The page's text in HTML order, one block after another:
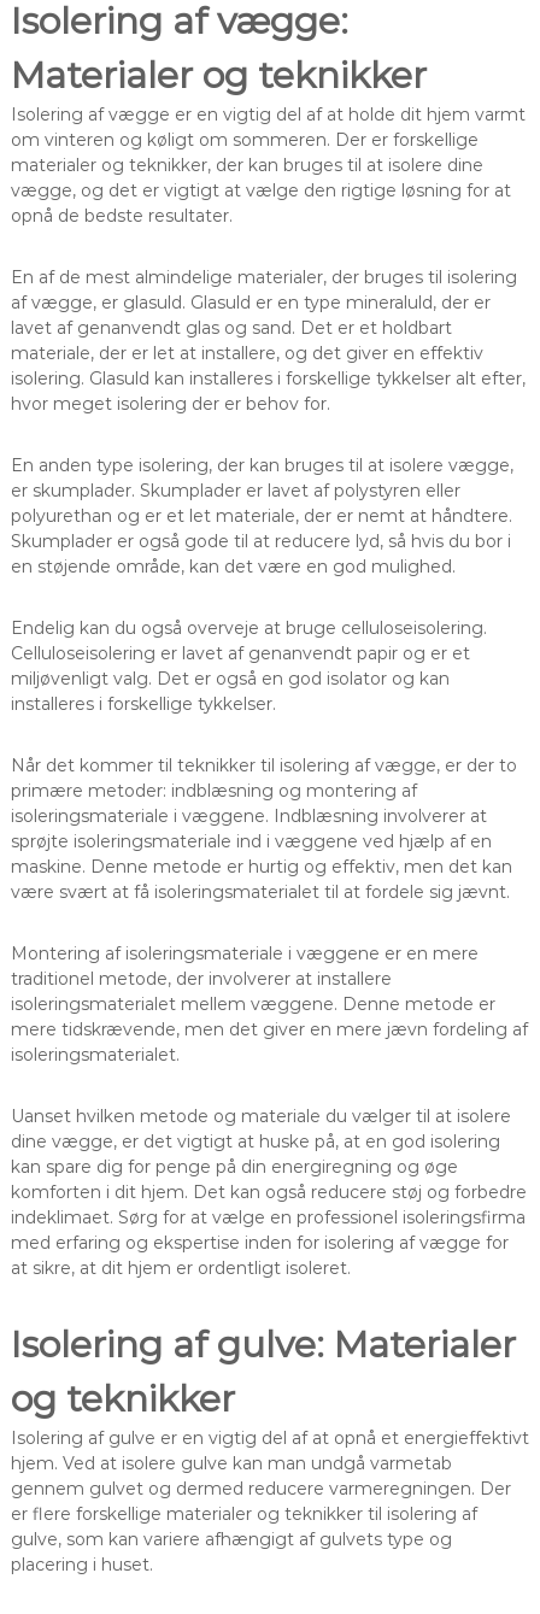
Isolering af vægge:
Materialer og teknikker
Isolering af vægge er en vigtig del af at holde dit hjem varmt
om vinteren og køligt om sommeren. Der er forskellige
materialer og teknikker, der kan bruges til at isolere dine
vægge, og det er vigtigt at vælge den rigtige løsning for at
opnå de bedste resultater.
En af de mest almindelige materialer, der bruges til isolering
af vægge, er glasuld. Glasuld er en type mineraluld, der er
lavet af genanvendt glas og sand. Det er et holdbart
materiale, der er let at installere, og det giver en effektiv
isolering. Glasuld kan installeres i forskellige tykkelser alt efter,
hvor meget isolering der er behov for.
En anden type isolering, der kan bruges til at isolere vægge,
er skumplader. Skumplader er lavet af polystyren eller
polyurethan og er et let materiale, der er nemt at håndtere.
Skumplader er også gode til at reducere lyd, så hvis du bor i
en støjende område, kan det være en god mulighed.
Endelig kan du også overveje at bruge celluloseisolering.
Celluloseisolering er lavet af genanvendt papir og er et
miljøvenligt valg. Det er også en god isolator og kan
installeres i forskellige tykkelser.
Når det kommer til teknikker til isolering af vægge, er der to
primære metoder: indblæsning og montering af
isoleringsmateriale i væggene. Indblæsning involverer at
sprøjte isoleringsmateriale ind i væggene ved hjælp af en
maskine. Denne metode er hurtig og effektiv, men det kan
være svært at få isoleringsmaterialet til at fordele sig jævnt.
Montering af isoleringsmateriale i væggene er en mere
traditionel metode, der involverer at installere
isoleringsmaterialet mellem væggene. Denne metode er
mere tidskrævende, men det giver en mere jævn fordeling af
isoleringsmaterialet.
Uanset hvilken metode og materiale du vælger til at isolere
dine vægge, er det vigtigt at huske på, at en god isolering
kan spare dig for penge på din energiregning og øge
komforten i dit hjem. Det kan også reducere støj og forbedre
indeklimaet. Sørg for at vælge en professionel isoleringsfirma
med erfaring og ekspertise inden for isolering af vægge for
at sikre, at dit hjem er ordentligt isoleret.
Isolering af gulve: Materialer
og teknikker
Isolering af gulve er en vigtig del af at opnå et energieffektivt
hjem. Ved at isolere gulve kan man undgå varmetab
gennem gulvet og dermed reducere varmeregningen. Der
er flere forskellige materialer og teknikker til isolering af
gulve, som kan variere afhængigt af gulvets type og
placering i huset.